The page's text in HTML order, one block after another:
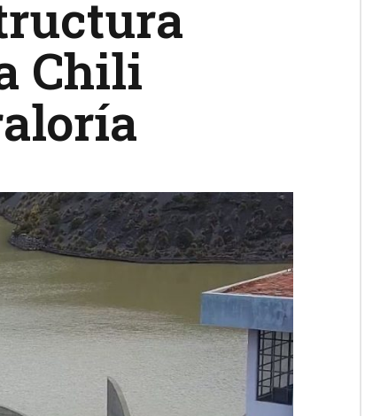
Chili